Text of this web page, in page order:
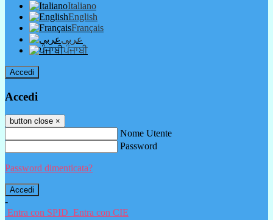
Italiano
English
Français
عربى
ਪੰਜਾਬੀ
Accedi
Accedi
button close ×
Nome Utente
Password
Password dimenticata?
-
Entra con SPID Entra con CIE